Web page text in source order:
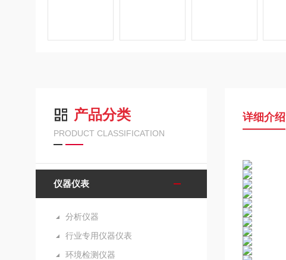
产品分类
PRODUCT CLASSIFICATION
仪器仪表
分析仪器
行业专用仪器仪表
环境检测仪器
详细介绍